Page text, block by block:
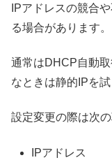
IPアドレスの競合
る場合があります。
通常はDHCP自動
なときは静的IPを
設定変更の際は次
IPアドレス